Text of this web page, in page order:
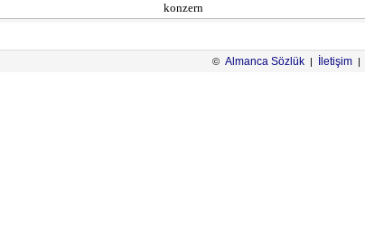
konzern
© Almanca Sözlük İletişim